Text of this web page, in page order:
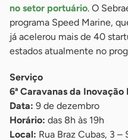
no setor portuário. O
programa Speed Marine,
já acelerou mais de 40
estados atualmente no
Serviço
6ª Caravanas da
Data: 9 de dezembro
Horário: das 8h às 19h
Local: Rua Braz Cubas, 3 –